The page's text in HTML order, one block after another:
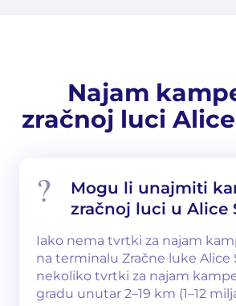
Najam
zračnoj luci
Mogu li unajmiti
zračnoj luci u Alice
Iako nema tvrtki za najam
na terminalu Zračne luke Alice
nekoliko tvrtki za najam
gradu unutar 2–19 km (1–12